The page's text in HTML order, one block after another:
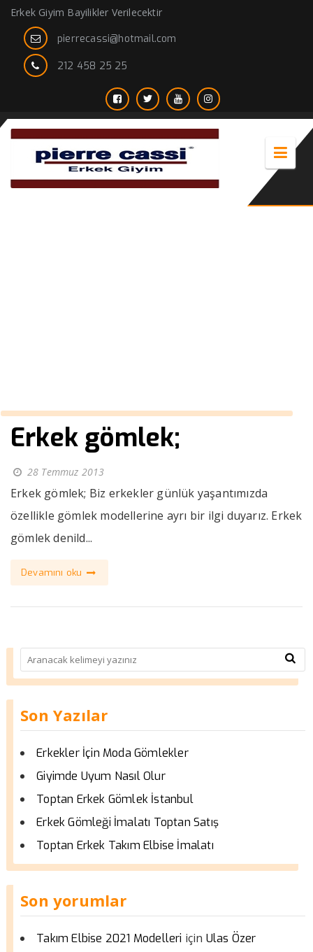
Erkek Giyim Bayilikler Verilecektir
pierrecassi@hotmail.com
212 458 25 25
Erkek gömlek;
28 Temmuz 2013
Erkek gömlek; Biz erkekler günlük yaşantımızda
özellikle gömlek modellerine ayrı bir ilgi duyarız. Erkek
gömlek denild...
Devamını oku
Son Yazılar
Erkekler İçin Moda Gömlekler
Giyimde Uyum Nasıl Olur
Toptan Erkek Gömlek İstanbul
Erkek Gömleği İmalatı Toptan Satış
Toptan Erkek Takım Elbise İmalatı
Son yorumlar
Takım Elbise 2021 Modelleri için Ulas Özer